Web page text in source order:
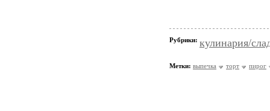
Рубрики: кулинария/
Метки: выпечка торт пирог